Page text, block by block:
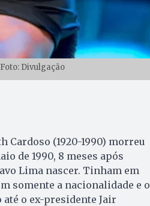
Divulgação
Cardoso (1920-1990) morreu
de 1990, 8 meses após
Lima nascer. Tinham em
somente a nacionalidade e o
até o ex-presidente Jair